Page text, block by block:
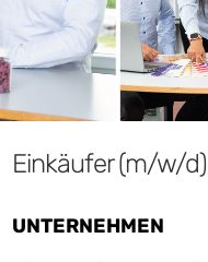
Einkäufer (m/w/d)
UNTERNEHMEN